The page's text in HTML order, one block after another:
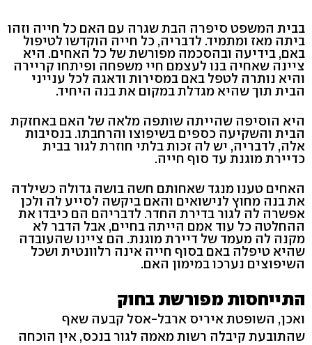
בבית המשפט סיפרה הבת שגרה עם האם כל חייה וזהו
ביתה מאז ומתמיד. לדבריה, כל חייה הוקדשו לטיפול
באם, בידיעה ובהסכמה מפורשת של כל האחים. היא
ציינה שאחיה בנו לעצמם חיי משפחה ופיתחו קריירה
והיא נותרה לטפל באם במסירות ודאגה לכל ענייני
הבית תוך שהיא מגדלת במקום את בנה היחיד.
היא הוסיפה שהייתה שותפה מלאה של האם באחזקת
הבית והשקיעה כספים בשיפוצו והרחבתו. בנסיבות
אלה, לדבריה, יש לה זכות בלתי חוזרת לגור בבית
כדיירת מוגנת עד סוף חייה.
האחים טענו מנגד שאחותם חשה בושה גדולה כשילדה
את בנה מחוץ לנישואים והאם ביקשה לסייע לה ולכן
אפשרה לה לגור בדירת החדר. לדבריהם הם כיבדו את
ההחלטה כל עוד אמם הייתה בחיים, אבל הדבר לא
מקנה לה מעמד של דיירת מוגנת. הם ציינו שהעובדה
שהיא טיפלה באם בסוף חייה אינה רלוונטית ושכל
השיפוצים נערכו במימון האם.
התייחסות מפורשת בחוק
ואכן, השופטת איריס ארבל-אסל קבעה שאף
שהתובעת קיבלה רשות מאמה לגור בנכס, אין הוכחה